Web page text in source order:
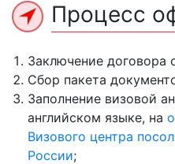
Процесс
Заключение договора
Сбор пакета
Заполнение визовой
английском языке, на
Визового центра
России;